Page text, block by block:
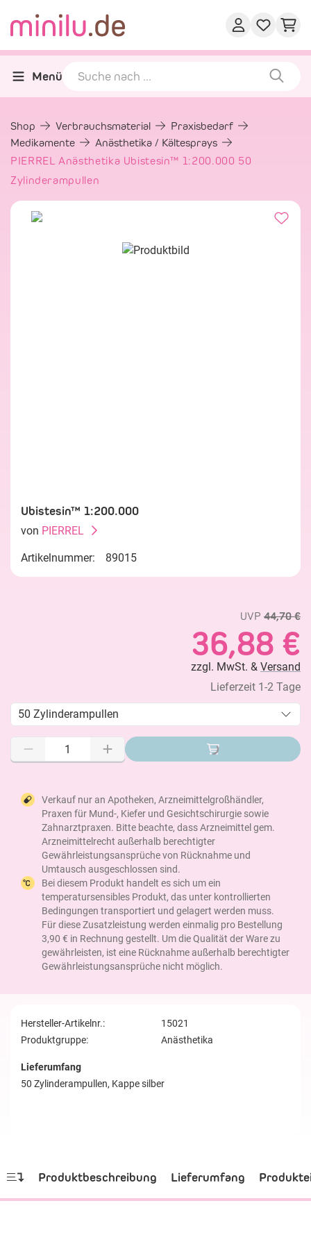
Menü
Shop Verbrauchsmaterial
Praxisbedarf
Medikamente
Anästhetika / Kältesprays
PIERREL Anästhetika Ubistesin™ 1:200.000 50
Zylinderampullen
Ubistesin™ 1:200.000
von PIERREL
Artikelnummer: 89015
UVP 44,70 €
36,88 €
zzgl. MwSt. & Versand
Lieferzeit 1-2 Tage
50 Zylinderampullen
Verkauf nur an Apotheken, Arzneimittelgroßhändler,
Praxen für Mund-, Kiefer und Gesichtschirurgie sowie
Zahnarztpraxen. Bitte beachte, dass Arzneimittel gem.
Arzneimittelrecht außerhalb berechtigter
Gewährleistungsansprüche von Rücknahme und
Umtausch ausgeschlossen sind.
Bei diesem Produkt handelt es sich um ein
temperatursensibles Produkt, das unter kontrollierten
Bedingungen transportiert und gelagert werden muss.
Für diese Zusatzleistung werden einmalig pro Bestellung
3,90 € in Rechnung gestellt. Um die Qualität der Ware zu
gewährleisten, ist eine Rücknahme außerhalb berechtigter
Gewährleistungsansprüche nicht möglich.
Hersteller-Artikelnr.:
15021
Produktgruppe:
Anästhetika
Lieferumfang
50 Zylinderampullen, Kappe silber
Produktbeschreibung Lieferumfang